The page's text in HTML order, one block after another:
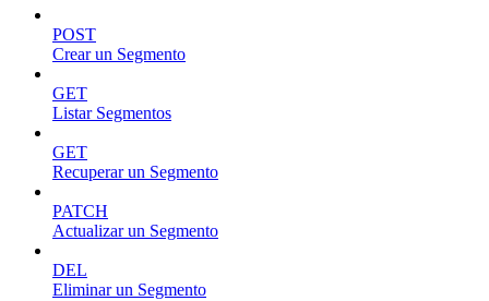
POST
Crear un Segmento
GET
Listar Segmentos
GET
Recuperar un Segmento
PATCH
Actualizar un Segmento
DEL
Eliminar un Segmento